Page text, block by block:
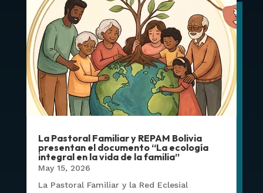
La Pastoral Familiar y REPAM Bolivia
presentan el documento “La ecología
integral en la vida de la familia”
May 15, 2026
La Pastoral Familiar y la Red Eclesial